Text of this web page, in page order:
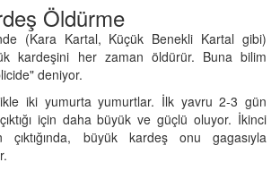
Öldürme
(Kara Kartal, Küçük Benekli Kartal gibi)
kardeşini her zaman öldürür. Buna bilim
deniyor.
iki yumurta yumurtlar. İlk yavru 2-3 gün
için daha büyük ve güçlü oluyor. İkinci
çıktığında, büyük kardeş onu gagasıyla